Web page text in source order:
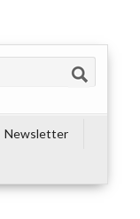
Newsletter